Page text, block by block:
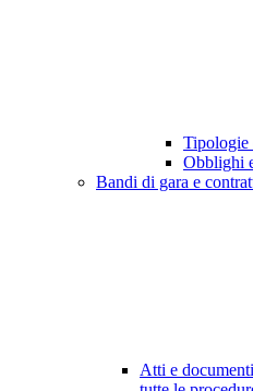
Obblighi
Bandi di gara e
Atti e